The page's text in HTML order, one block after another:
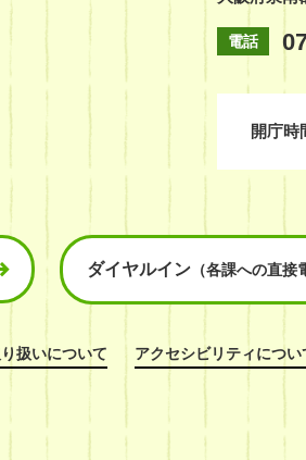
電話
開庁時
ダイヤルイン （各課への直接
扱いについて アクセシビリティについ